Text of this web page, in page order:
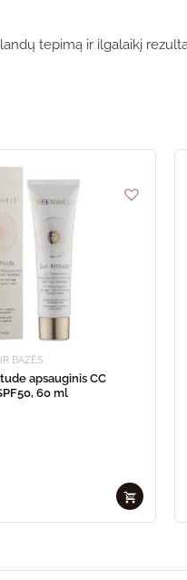
tepimą ir ilgalaikį
BAZĖS
apsauginis CC
60 ml